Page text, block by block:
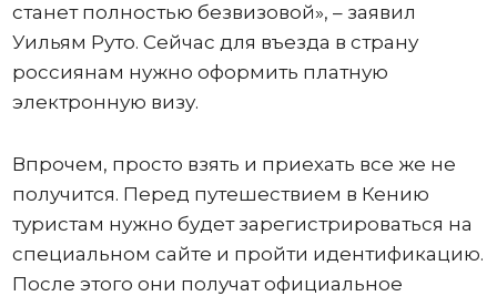
станет полностью безвизовой», – заявил
Уильям Руто. Сейчас для въезда в страну
россиянам нужно оформить платную
электронную визу.
Впрочем, просто взять и приехать все же не
получится. Перед путешествием в Кению
туристам нужно будет зарегистрироваться на
специальном сайте и пройти идентификацию.
После этого они получат официальное